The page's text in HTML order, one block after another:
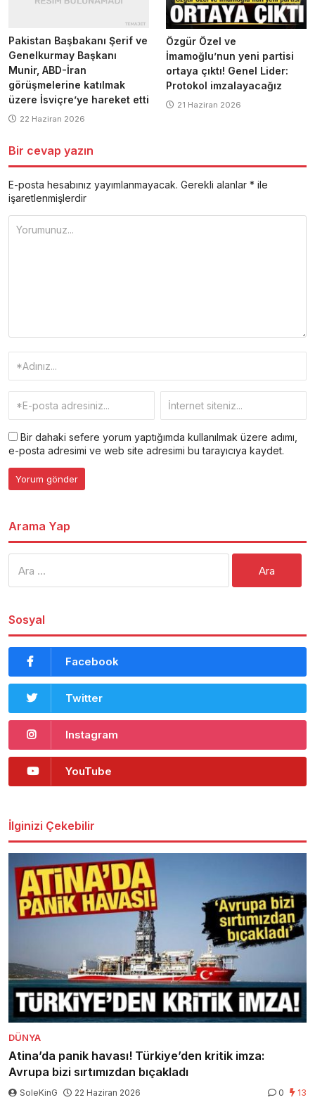
Pakistan Başbakanı Şerif ve
Genelkurmay Başkanı
Munir, ABD-İran
görüşmelerine katılmak
üzere İsviçre’ye hareket etti
22 Haziran 2026
Özgür Özel ve
İmamoğlu’nun yeni partisi
ortaya çıktı! Genel Lider:
Protokol imzalayacağız
21 Haziran 2026
Bir cevap yazın
E-posta hesabınız yayımlanmayacak. Gerekli alanlar * ile
işaretlenmişlerdir
Bir dahaki sefere yorum yaptığımda kullanılmak üzere adımı,
e-posta adresimi ve web site adresimi bu tarayıcıya kaydet.
Arama Yap
Sosyal
Facebook
Twitter
Instagram
YouTube
İlginizi Çekebilir
DÜNYA
Atina’da panik havası! Türkiye’den kritik imza:
Avrupa bizi sırtımızdan bıçakladı
SoleKinG 22 Haziran 2026 0 13